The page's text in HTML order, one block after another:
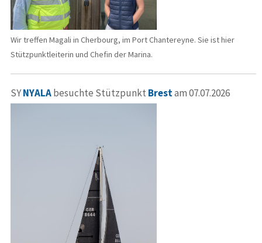
Wir treffen Magali in Cherbourg, im Port Chantereyne. Sie ist hier
Stützpunktleiterin und Chefin der Marina.
SYNYALAbesuchte Stützpunkt Brestam 07.07.2026